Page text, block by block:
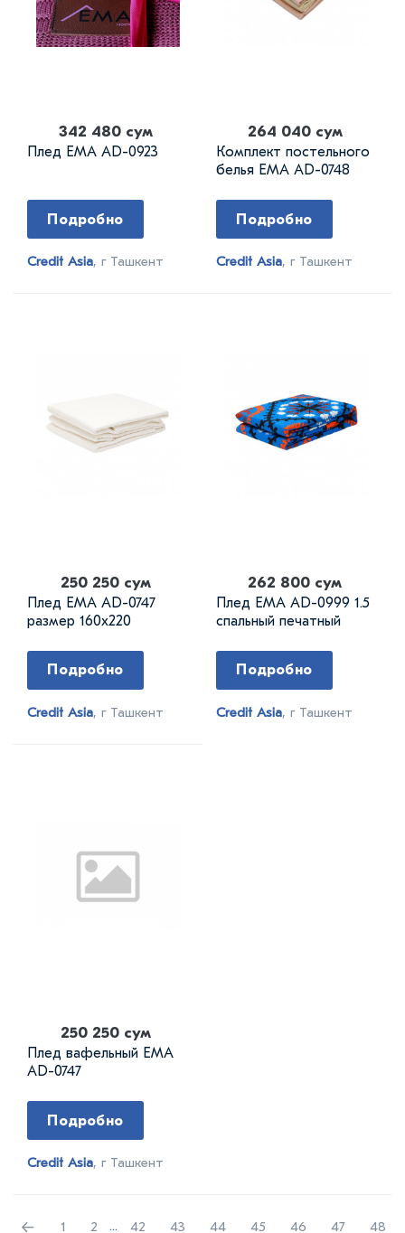
342 480 сум
Плед EMA AD-0923
Подробно
Credit Asia, г Ташкент
264 040 сум
Комплект постельного
белья EMA AD-0748
Подробно
Credit Asia, г Ташкент
250 250 сум
Плед EMA AD-0747
размер 160х220
Подробно
Credit Asia, г Ташкент
262 800 сум
Плед EMA AD-0999 1.5
спальный печатный
Подробно
Credit Asia, г Ташкент
250 250 сум
Плед вафельный EMA
AD-0747
Подробно
Credit Asia, г Ташкент
← 1 2 ... 42 43 44 45 46 47 48